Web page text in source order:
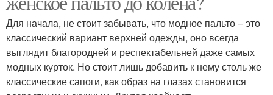
Для начала, не стоит забывать, что модное пальто – это
классический вариант верхней одежды, оно всегда
выглядит благородней и респектабельней даже самых
модных курток. Но стоит лишь добавить к нему столь же
классические сапоги, как образ на глазах становится